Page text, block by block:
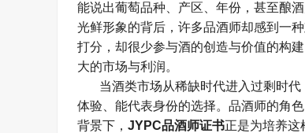
能说出葡萄品种、产区、年份，甚至酿
光鲜形象的背后，许多品酒师却感到一
打分，却很少参与酒的创造与价值的构
大的市场与利润。
当酒类市场从稀缺时代进入过剩时
体验、能代表身份的选择。品酒师的角
背景下， JYPC品酒师证书正是为培养这